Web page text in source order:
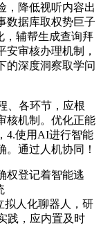
，降低视听内容出
数据库取权势巨子
，辅帮生成查询拜
审核办理机制，
的深度洞察取学问
各环节，应根
核机制。优化正能
4.使用AI进行智能
通过人机协同！
登记着智能逃
拟人化聊器人，研
践，应内置及时